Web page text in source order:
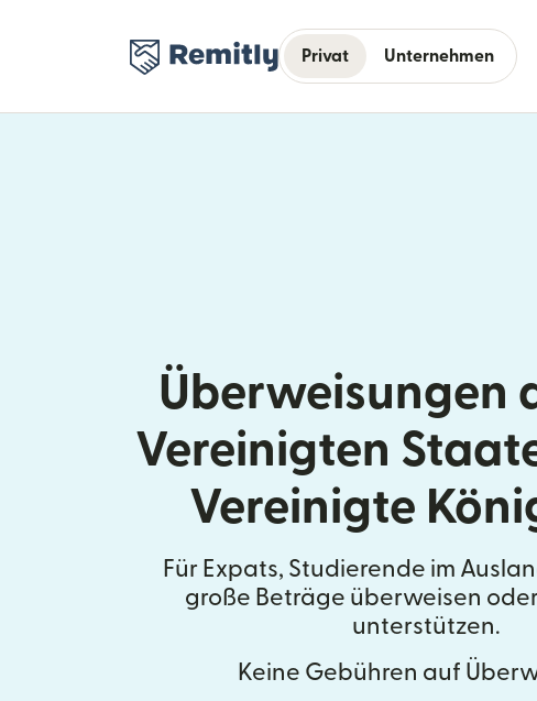
Privat Unternehmen
Überweisungen
Vereinigten
Vereinigte
Für Expats, Studierende im
große Beträge überweisen
unterstützen.
Keine Gebühren auf